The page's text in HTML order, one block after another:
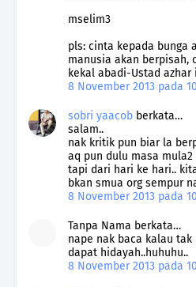
mselim3
pls: cinta kepada bunga
manusia akan berpisah,
kekal abadi-Ustad azhar
8 November 2013 pada
sobri yaacob berkata…
salam..
nak kritik pun biar la
aq pun dulu masa
tapi dari hari ke hari..
bkan smua org sempur
8 November 2013 pada
Tanpa Nama berkata…
nape nak baca kalau
dapat hidayah..huhuhu..
8 November 2013 pada